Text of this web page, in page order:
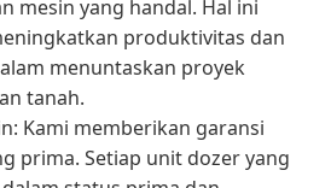
mesin yang handal. Hal ini
produktivitas dan
menuntaskan proyek
tanah.
Kami memberikan garansi
prima. Setiap unit dozer yang